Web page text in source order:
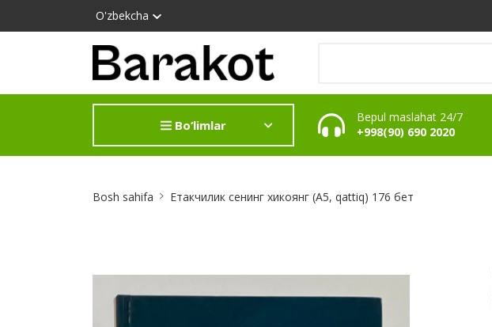
O'zbekcha
Bo‘limlar
Bepul maslahat 24/7
+998(90) 690 2020
Bosh sahifa Етакчилик сенинг хикоянг (А5, qattiq) 176 бет